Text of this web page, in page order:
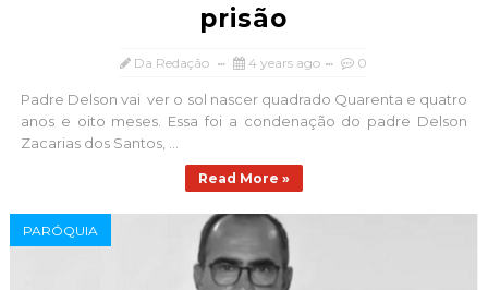
prisão
Da Redação 4 years ago 0
Padre Delson vai ver o sol nascer quadrado Quarenta e quatro
anos e oito meses. Essa foi a condenação do padre Delson
Zacarias dos Santos, ...
Read More »
PARÓQUIA